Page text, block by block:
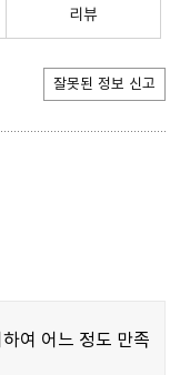
리뷰
잘못된 정보 신고
여 어느 정도 만족